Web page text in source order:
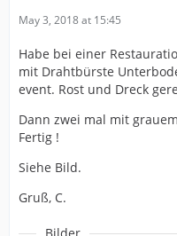
May 3, 2018 at 15:45
Habe bei einer
mit Drahtbürste
event. Rost und Dreck
Dann zwei mal mit
Fertig !
Siehe Bild.
Gruß, C.